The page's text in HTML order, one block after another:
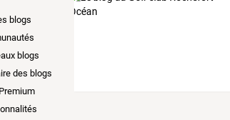
blogs
blogs
des blogs